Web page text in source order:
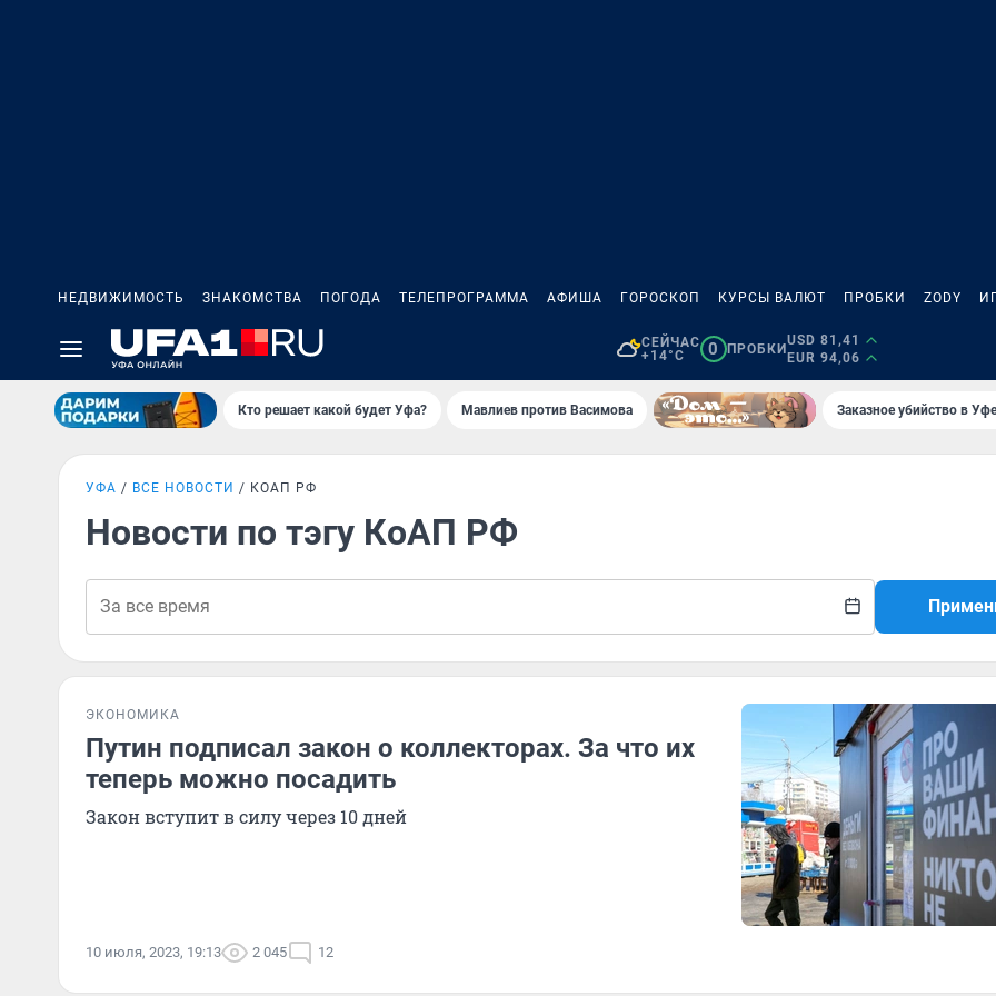
НЕДВИЖИМОСТЬ ЗНАКОМСТВА ПОГОДА ТЕЛЕПРОГРАММА АФИША ГОРОСКОП КУРСЫ ВАЛЮТ ПРОБКИ ZODY
СЕЙЧАС
+14°C
0 ПРОБКИ
USD 81,41
EUR 94,06
Кто решает какой будет Уфа? Мавлиев против Васимова Заказное убийство в
УФА ВСЕ НОВОСТИ КОАП РФ
Новости по тэгу КоАП РФ
ЭКОНОМИКА
Путин подписал закон о коллекторах. За что их
теперь можно посадить
Закон вступит в силу через 10 дней
10 июля, 2023, 19:13 2 045 12